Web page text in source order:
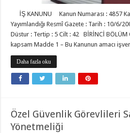
İŞ KANUNU Kanun Numarası : 4857
Yayımlandığı Resmî Gazete : Tarih : 10/6/
Düstur : Tertip : 5 Cilt : 42 BİRİNCİ BÖLÜM
kapsam Madde 1 – Bu Kanunun amacı
Daha fazla oku
Özel Güvenlik Görevlileri
Yönetmeliği